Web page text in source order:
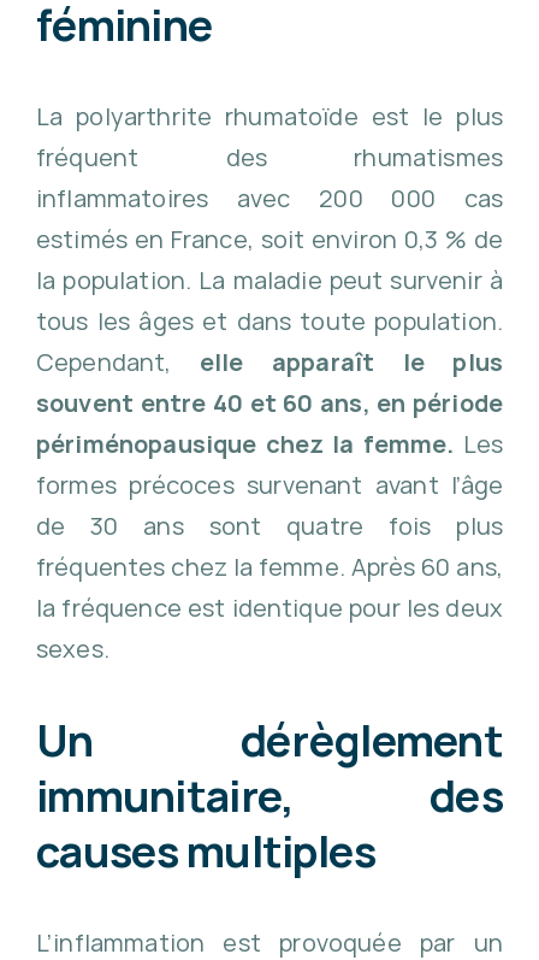
féminine
La polyarthrite rhumatoïde est le plus
fréquent des rhumatismes
inflammatoires avec 200 000 cas
estimés en France, soit environ 0,3 % de
la population. La maladie peut survenir à
tous les âges et dans toute population.
Cependant, elle apparaît le plus
souvent entre 40 et 60 ans, en période
périménopausique chez la femme. Les
formes précoces survenant avant l’âge
de 30 ans sont quatre fois plus
fréquentes chez la femme. Après 60 ans,
la fréquence est identique pour les deux
sexes.
Un dérèglement
immunitaire, des
causes multiples
L’inflammation est provoquée par un